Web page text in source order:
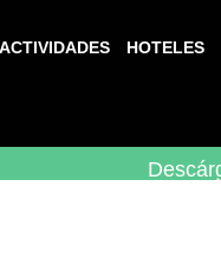
ACTIVIDADES HOTELES